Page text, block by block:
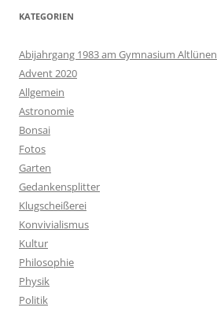
KATEGORIEN
Abijahrgang 1983 am Gymnasium Altlünen
Advent 2020
Allgemein
Astronomie
Bonsai
Fotos
Garten
Gedankensplitter
Klugscheißerei
Konvivialismus
Kultur
Philosophie
Physik
Politik